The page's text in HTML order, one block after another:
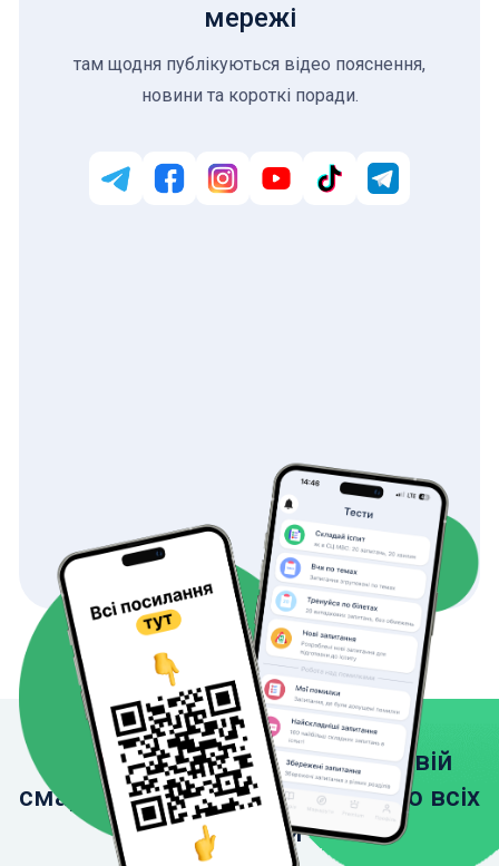
мережі
там щодня публікуються відео пояснення,
новини та короткі поради.
Завантажте застосунок на свій
смартфон, щоб мати доступ до всіх
функцій